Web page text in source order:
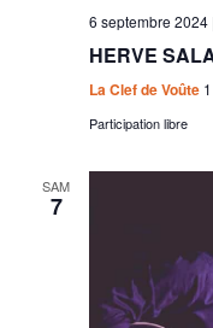
6 septembre 2024
HERVE
La Clef de Voûte
Participation libre
SAM
7